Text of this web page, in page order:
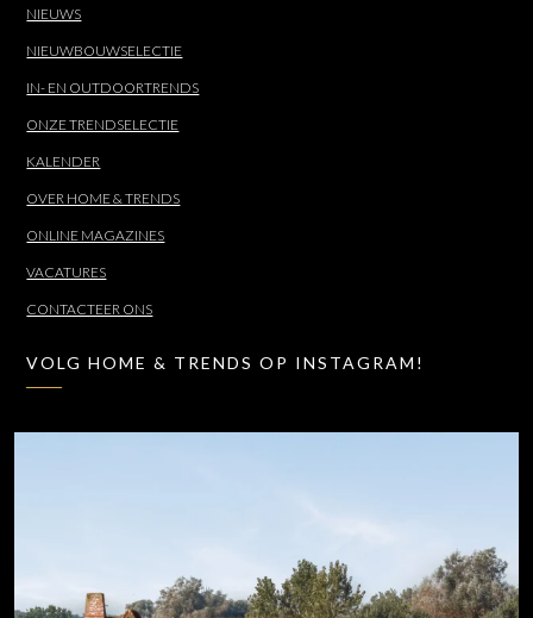
NIEUWS
NIEUWBOUWSELECTIE
IN- EN OUTDOORTRENDS
ONZE TRENDSELECTIE
KALENDER
OVER HOME & TRENDS
ONLINE MAGAZINES
VACATURES
CONTACTEER ONS
VOLG HOME & TRENDS OP INSTAGRAM!